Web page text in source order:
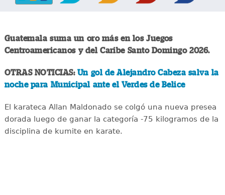
Guatemala suma un oro más en los Juegos
Centroamericanos y del Caribe Santo Domingo 2026.
OTRAS NOTICIAS: Un gol de Alejandro Cabeza salva la
noche para Municipal ante el Verdes de Belice
El karateca Allan Maldonado se colgó una nueva presea
dorada luego de ganar la categoría -75 kilogramos de la
disciplina de kumite en karate.